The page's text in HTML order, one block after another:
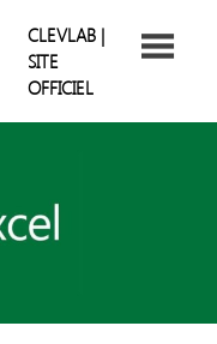
ClevLab
Blog
CLEVLAB |
SITE
OFFICIEL